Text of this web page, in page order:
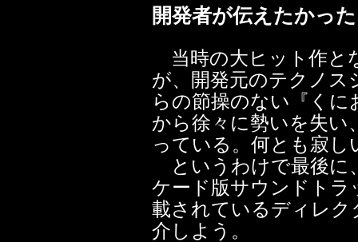
開発者が伝えたかっ
当時の大ヒット作と
が、開発元のテクノス
らの節操のない『く
から徐々に勢いを失い
っている。何とも寂し
というわけで最後に
ケード版サウンドトラ
載されているディレク
介しよう。